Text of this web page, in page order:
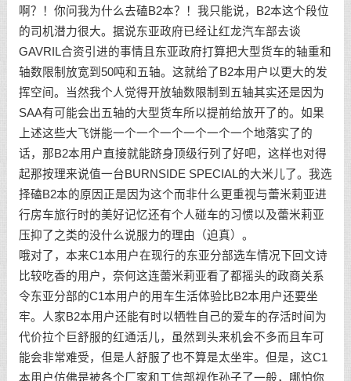
啊？！你问我为什么去磕B2本？！我只能说，B2本这个段位
的司机潜力很大。据说东亚政府已经让红龙汽车部去谈
GAVRIL合资引进的事情且东亚政府打算把大型货车的轴重和
轴数限制放宽到50吨和五轴。这就给了B2本用户以更大的发
挥空间。当然我个人觉得开放轴数限制到五轴其实还是因为
SAA有可能会出五轴的大型货车所以提前给放开了的。如果
上述这些大飞饼能一个一个一个一个一个一个地落实了的
话，那B2本用户直接就能跻身顶级行列了好吧，这样也对得
起那按理来说值一台BURNSIDE SPECIAL的大米儿了。我选
择磕B2本的原因正是因为这个而非什么更重视与蕾米莉亚进
行房车旅行时的美好记忆还有个人碰车的习惯以及蕾米莉亚
压抑了之类的没什么说服力的理由（迫真）。
哦对了，本来C1本用户在现行的东亚分部选车情况下回文诗
比较吃香的用户，奈何这连蕾米莉亚看了都摇头的政商关系
令东亚分部的C1本用户的用车生活体验比B2本用户还要坐
牢。人家B2本用户还能有时以牺牲自己的爱车的存活时间为
代价拉个巨舒服的红通活儿，虽然到头来机会不多而且车可
能会非常难受，但是人舒服了也不算是太坐牢。但是，这C1
本用户仿佛是被各个厂家和工信部视作孙子了一般，哪怕你